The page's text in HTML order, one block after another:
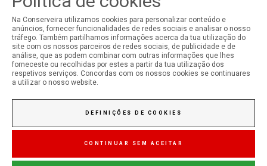
Registo
Na Conserveira utilizamos cookies para personalizar conteúdo e
anúncios, fornecer funcionalidades de redes sociais e analisar o nosso
tráfego. Também partilhamos informações acerca da tua utilização do
site com os nossos parceiros de redes sociais, de publicidade e de
análise, que as podem combinar com outras informações que lhes
forneceste ou recolhidas por estes a partir da tua utilização dos
respetivos serviços. Concordas com os nossos cookies se continuares
a utilizar o nosso website.
DEFINIÇÕES DE COOKIES
CONTINUAR SEM ACEITAR